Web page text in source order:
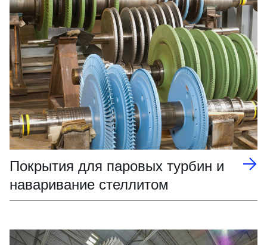
Покрытия для паровых турбин и
наваривание стеллитом